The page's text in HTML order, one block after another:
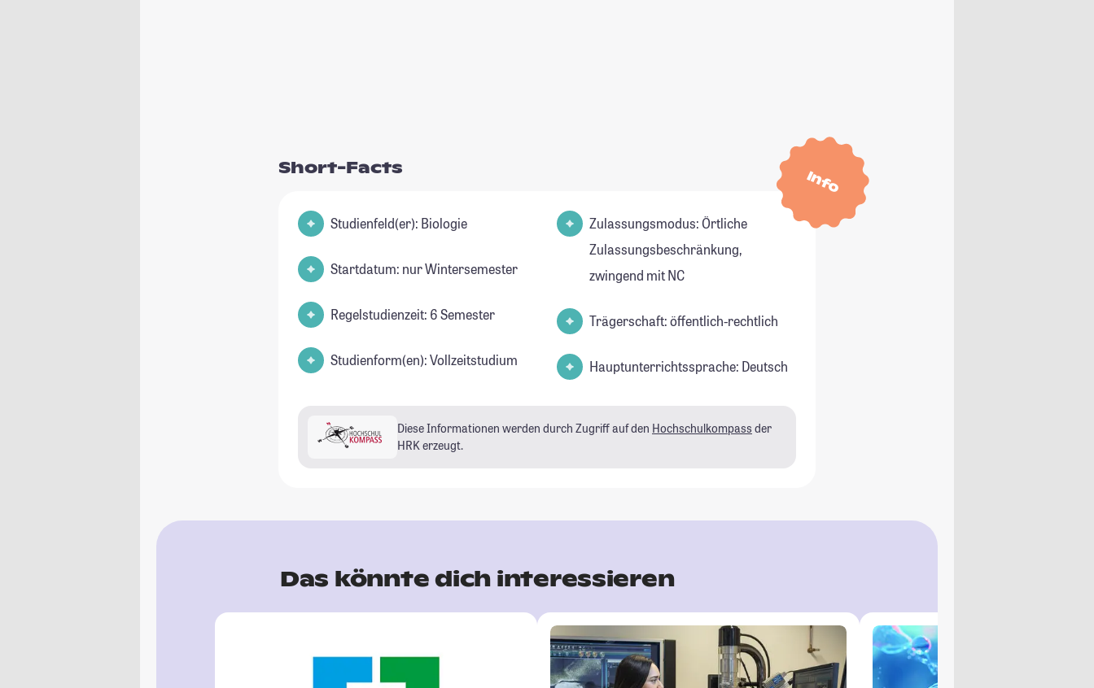
Info
Short-Facts
Studienfeld(er): Biologie
Startdatum: nur Wintersemester
Regelstudienzeit: 6 Semester
Studienform(en): Vollzeitstudium
Zulassungsmodus: Örtliche
Zulassungsbeschränkung,
zwingend mit NC
Trägerschaft: öffentlich-rechtlich
Hauptunterrichtssprache: Deutsch
Diese Informationen werden durch Zugriff auf den Hochschulkompass der
HRK erzeugt.
Das könnte dich interessieren